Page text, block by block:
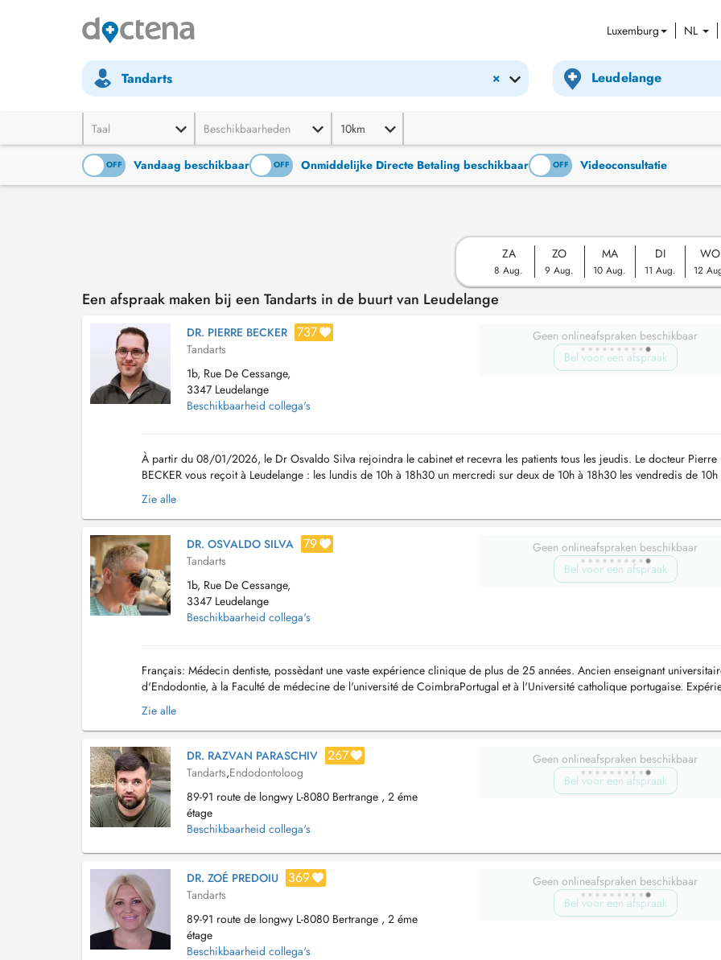
Luxemburg NL
×
Tandarts
Taal Beschikbaarheden 10km
OFF Vandaag beschikbaar
ON OFF Onmiddelijke Directe Betaling beschikbaar
ON OFF Videoconsultatie
ZA
8 Aug.
ZO
9 Aug.
MA
10 Aug.
DI
11 Aug.
WO
12
Een afspraak maken bij een Tandarts in de buurt van Leudelange
DR. PIERRE BECKER 737
Tandarts
1b, Rue De Cessange,
3347 Leudelange
Beschikbaarheid collega's
Geen onlineafspraken beschikbaar
Bel voor een afspraak
À partir du 08/01/2026, le Dr Osvaldo Silva rejoindra le cabinet et recevra les patients tous les jeudis. Le docteur Pierre
BECKER vous reçoit à Leudelange : les lundis de 10h à 18h30 un mercredi sur deux de 10h à 18h30 les vendredis de 10h
18h30 La prise de rendez-vous s'effectue par doc...
Zie alle
DR. OSVALDO SILVA 79
Tandarts
1b, Rue De Cessange,
3347 Leudelange
Beschikbaarheid collega's
Geen onlineafspraken beschikbaar
Bel voor een afspraak
Français: Médecin dentiste, possèdant une vaste expérience clinique de plus de 25 années. Ancien enseignant
d'Endodontie, à la Faculté de médecine de l'université de CoimbraPortugal et à l'Université catholique portugaise.
approfondie dans les urgences hospitalières buc...
Zie alle
DR. RAZVAN PARASCHIV 267
Tandarts,Endodontoloog
89-91 route de longwy L-8080 Bertrange , 2 éme
étage
Beschikbaarheid collega's
Geen onlineafspraken beschikbaar
Bel voor een afspraak
DR. ZOÉ PREDOIU 369
Tandarts
89-91 route de longwy L-8080 Bertrange , 2 éme
étage
Beschikbaarheid collega's
Geen onlineafspraken beschikbaar
Bel voor een afspraak